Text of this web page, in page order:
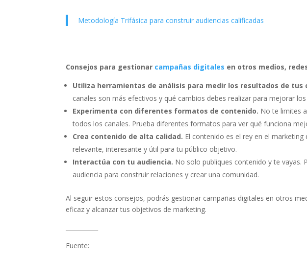
Metodología Trifásica para construir audiencias calificadas
Consejos para gestionar campañas digitales en otros medios,
Utiliza herramientas de análisis para medir los resultados de tus
canales son más efectivos y qué cambios debes realizar para mejorar
Experimenta con diferentes formatos de contenido. No te limites
todos los canales. Prueba diferentes formatos para ver qué funciona
Crea contenido de alta calidad. El contenido es el rey en el
relevante, interesante y útil para tu público objetivo.
Interactúa con tu audiencia. No solo publiques contenido y te vayas.
audiencia para construir relaciones y crear una comunidad.
Al seguir estos consejos, podrás gestionar campañas digitales en otros
eficaz y alcanzar tus objetivos de marketing.
Fuente: